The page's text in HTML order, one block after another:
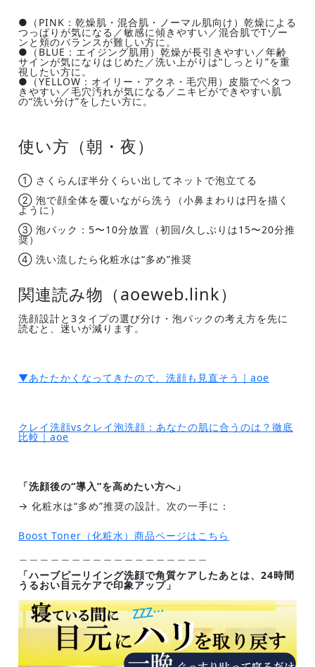
●（PINK：乾燥肌・混合肌・ノーマル肌向け）乾燥による
つっぱりが気になる／敏感に傾きやすい／混合肌でTゾー
ンと頬のバランスが難しい方に。
●（BLUE：エイジング肌用）乾燥が長引きやすい／年齢
サインが気になりはじめた／洗い上がりは“しっとり”を重
視したい方に。
●（YELLOW：オイリー・アクネ・毛穴用）皮脂でベタつ
きやすい／毛穴汚れが気になる／ニキビができやすい肌
の“洗い分け”をしたい方に。
使い方（朝・夜）
① さくらんぼ半分くらい出してネットで泡立てる
② 泡で顔全体を覆いながら洗う（小鼻まわりは円を描く
ように）
③ 泡パック：5〜10分放置（初回/久しぶりは15〜20分推
奨）
④ 洗い流したら化粧水は“多め”推奨
関連読み物（aoeweb.link）
洗顔設計と3タイプの選び分け・泡パックの考え方を先に
読むと、迷いが減ります。
▼あたたかくなってきたので、洗顔も見直そう｜aoe
クレイ洗顔vsクレイ泡洗顔：あなたの肌に合うのは？徹底
比較｜aoe
「洗顔後の“導入”を高めたい方へ」
→ 化粧水は“多め”推奨の設計。次の一手に：
Boost Toner（化粧水）商品ページはこちら
「ハーブピーリイング洗顔で角質ケアしたあとは、24時間
うるおい目元ケアで印象アップ」